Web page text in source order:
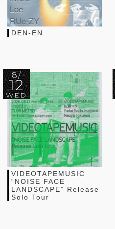
DEN-EN
8/
12
WED
VIDEOTAPEMUSIC
“NOISE FACE
LANDSCAPE” Release
Solo Tour